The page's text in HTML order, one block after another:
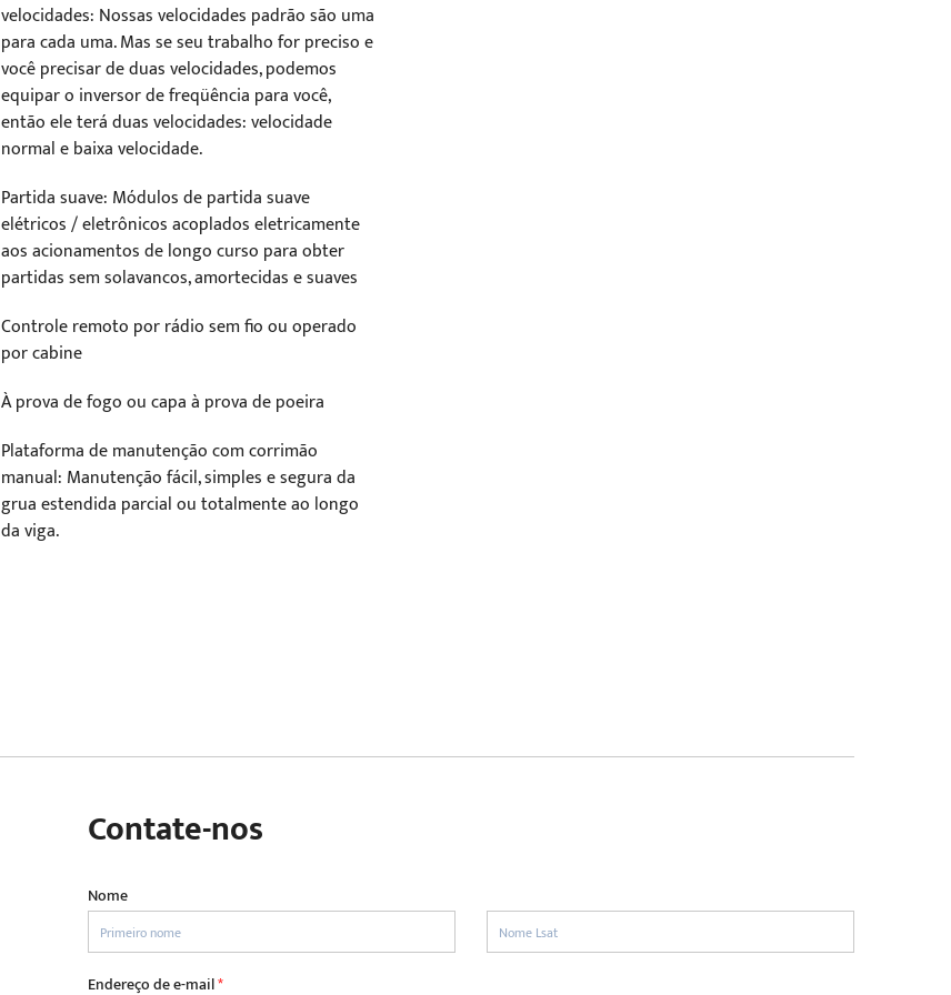
velocidades: Nossas velocidades padrão são uma
para cada uma. Mas se seu trabalho for preciso e
você precisar de duas velocidades, podemos
equipar o inversor de freqüência para você,
então ele terá duas velocidades: velocidade
normal e baixa velocidade.
Partida suave: Módulos de partida suave
elétricos / eletrônicos acoplados eletricamente
aos acionamentos de longo curso para obter
partidas sem solavancos, amortecidas e suaves
Controle remoto por rádio sem fio ou operado
por cabine
À prova de fogo ou capa à prova de poeira
Plataforma de manutenção com corrimão
manual: Manutenção fácil, simples e segura da
grua estendida parcial ou totalmente ao longo
da viga.
Contate-nos
Nome
Endereço de e-mail*